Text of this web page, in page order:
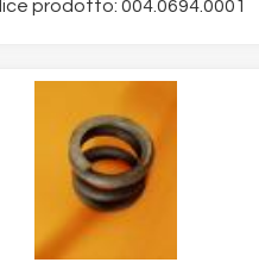
prodotto: 004.0694.0001